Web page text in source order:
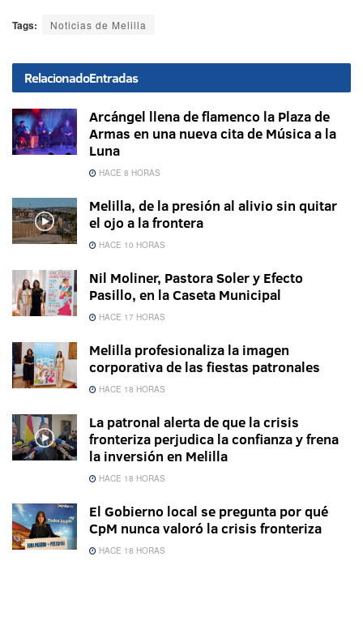
Tags: Noticias de Melilla
RelacionadoEntradas
Arcángel llena de flamenco la Plaza de
Armas en una nueva cita de Música a la
Luna
HACE 8 HORAS
Melilla, de la presión al alivio sin quitar
el ojo a la frontera
HACE 10 HORAS
Nil Moliner, Pastora Soler y Efecto
Pasillo, en la Caseta Municipal
HACE 17 HORAS
Melilla profesionaliza la imagen
corporativa de las fiestas patronales
HACE 18 HORAS
La patronal alerta de que la crisis
fronteriza perjudica la confianza y frena
la inversión en Melilla
HACE 18 HORAS
El Gobierno local se pregunta por qué
CpM nunca valoró la crisis fronteriza
HACE 18 HORAS